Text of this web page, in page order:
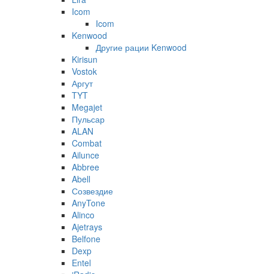
Icom
Icom
Kenwood
Другие рации Kenwood
Kirisun
Vostok
Аргут
TYT
Megajet
Пульсар
ALAN
Combat
Ailunce
Abbree
Abell
Созвездие
AnyTone
Alinco
Ajetrays
Belfone
Dexp
Entel